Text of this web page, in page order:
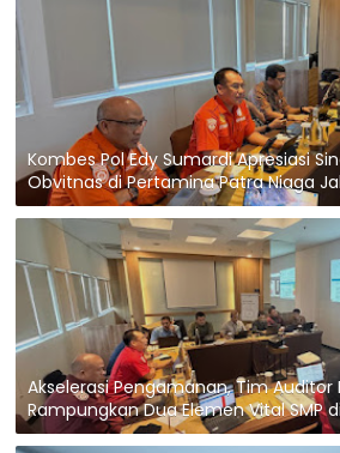
Kombes Pol Edy Sumardi Apresiasi
Obvitnas di Pertamina Patra Niaga
Akselerasi Pengamanan, Tim Auditor
Rampungkan Dua Elemen Vital SMP